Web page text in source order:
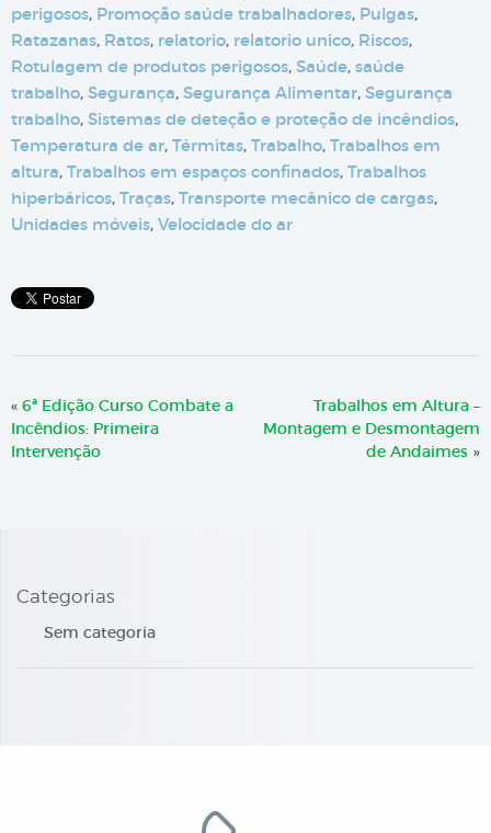
perigosos, Promoção saúde trabalhadores, Pulgas,
Ratazanas, Ratos, relatorio, relatorio unico, Riscos,
Rotulagem de produtos perigosos, Saúde, saúde
trabalho, Segurança, Segurança Alimentar, Segurança
trabalho, Sistemas de deteção e proteção de incêndios,
Temperatura de ar, Térmitas, Trabalho, Trabalhos em
altura, Trabalhos em espaços confinados, Trabalhos
hiperbáricos, Traças, Transporte mecânico de cargas,
Unidades móveis, Velocidade do ar
« 6ª Edição Curso Combate a
Incêndios: Primeira
Intervenção
Trabalhos em Altura –
Montagem e Desmontagem
de Andaimes »
Categorias
Sem categoria